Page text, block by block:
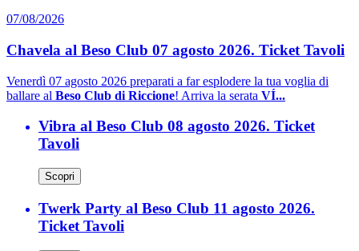
07/08/2026
Chavela al Beso Club 07 agosto 2026. Ticket Tavoli
Venerdì 07 agosto 2026 preparati a far esplodere la tua voglia di
ballare al Beso Club di Riccione! Arriva la serata VÍ...
Vibra al Beso Club 08 agosto 2026. Ticket
Tavoli
Scopri
Twerk Party al Beso Club 11 agosto 2026.
Ticket Tavoli